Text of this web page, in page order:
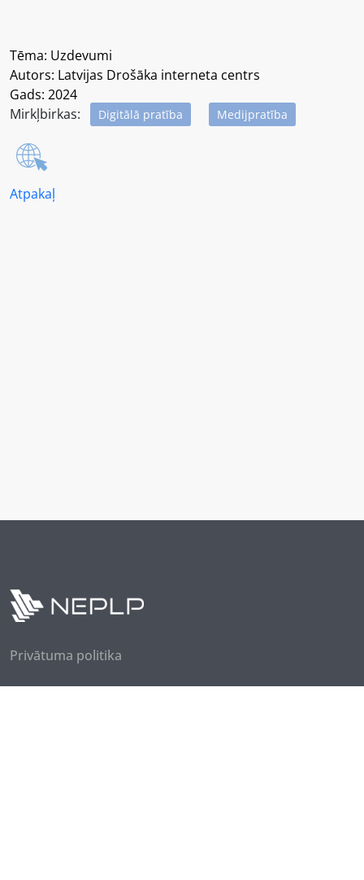
Tēma: Uzdevumi
Autors: Latvijas Drošāka interneta centrs
Gads: 2024
Mirkļbirkas:
Digitālā pratība Medijpratība
Atpakaļ
Privātuma politika